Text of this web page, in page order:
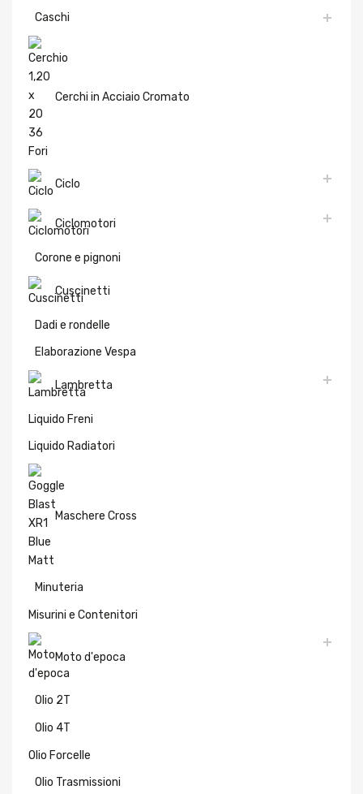
Caschi
Cerchi in Acciaio Cromato
Ciclo
Ciclomotori
Corone e pignoni
Cuscinetti
Dadi e rondelle
Elaborazione Vespa
Lambretta
Liquido Freni
Liquido Radiatori
Maschere Cross
Minuteria
Misurini e Contenitori
Moto d'epoca
Olio 2T
Olio 4T
Olio Forcelle
Olio Trasmissioni